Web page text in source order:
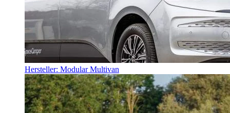
Hersteller: Modular Multivan